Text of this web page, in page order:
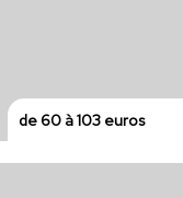
de 60 à 103 euros